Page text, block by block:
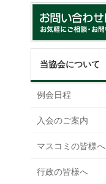
当協会について
例会日程
入会のご案内
マスコミの皆様へ
行政の皆様へ